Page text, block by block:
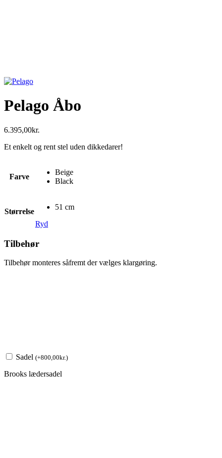
Pelago Åbo
6.395,00kr.
Et enkelt og rent stel uden dikkedarer!
Farve
Beige
Black
Størrelse
51 cm
Ryd
Tilbehør
Tilbehør monteres såfremt der vælges klargøring.
Sadel (+800,00kr.)
Brooks lædersadel